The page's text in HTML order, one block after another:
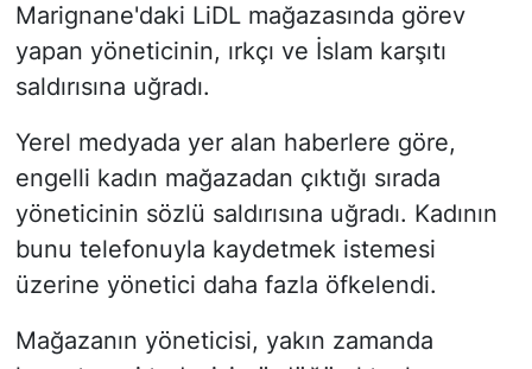
Marignane'daki LiDL mağazasında görev
yapan yöneticinin, ırkçı ve İslam karşıtı
saldırısına uğradı.
Yerel medyada yer alan haberlere göre,
engelli kadın mağazadan çıktığı sırada
yöneticinin sözlü saldırısına uğradı. Kadının
bunu telefonuyla kaydetmek istemesi
üzerine yönetici daha fazla öfkelendi.
Mağazanın yöneticisi, yakın zamanda